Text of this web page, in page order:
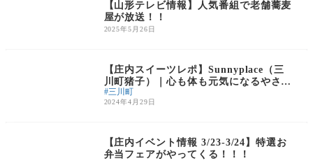
【山形テレビ情報】人気番組で老舗蕎麦
屋が放送！！
2025年5月26日
【庄内スイーツレポ】Sunnyplace（三
川町猪子）｜心も体も元気になるやさし
いおやつ
三川町
2024年4月29日
【庄内イベント情報 3/23-3/24】特選お
弁当フェアがやってくる！！！